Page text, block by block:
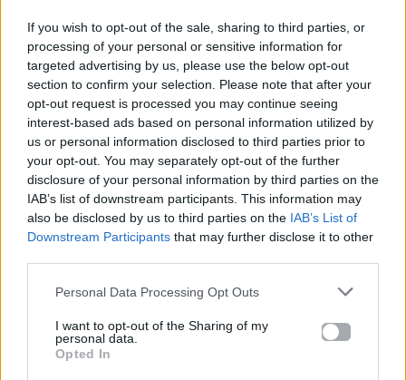
If you wish to opt-out of the sale, sharing to third parties, or
processing of your personal or sensitive information for
targeted advertising by us, please use the below opt-out
section to confirm your selection. Please note that after your
opt-out request is processed you may continue seeing
interest-based ads based on personal information utilized by
us or personal information disclosed to third parties prior to
your opt-out. You may separately opt-out of the further
disclosure of your personal information by third parties on the
IAB’s list of downstream participants. This information may
also be disclosed by us to third parties on the IAB’s List of
Downstream Participants that may further disclose it to other
Personal Data Processing Opt Outs
I want to opt-out of the Sharing of my
personal data.
Opted In
Όμως εσύ
Είσαι άλλο εσύ
Όμως εσύ
[Ρεφραίν]
Είσ' ο τελευταίος μου σταθμός
Πες μου πού να πάω μετά από σένα
Της καρδιάς το τρένο δυστυχώς
Έφτασε στο τέλος του για μένα
[Κουπλέ 2]
Κι άλλες φορές είχα νιώσει τη θλίψη
Το δειλινό σαν μια πέτρα στο στήθος βαριά
Του χωρισμού, κι απ' το μηδέν είχα αρχίσει ξανά..